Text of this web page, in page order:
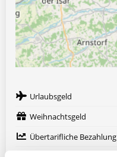
Urlaubsgeld
Weihnachtsgeld
Übertarifliche Bezahlung